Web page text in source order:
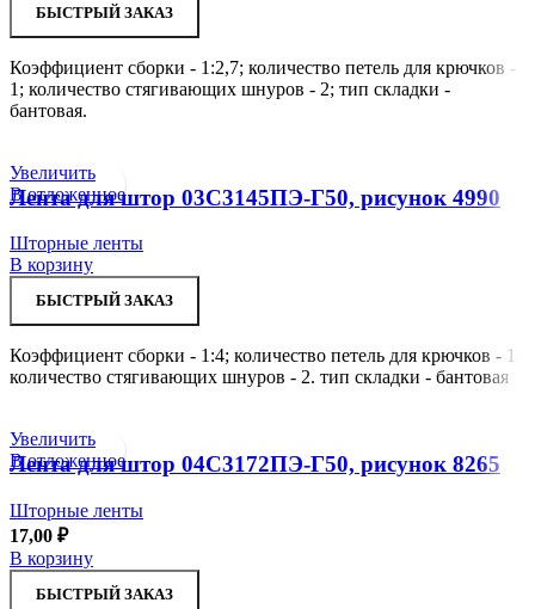
БЫСТРЫЙ ЗАКАЗ
Коэффициент сборки - 1:2,7; количество петель для крючков -
1; количество стягивающих шнуров - 2; тип складки -
бантовая.
Увеличить
В отложенное
Лента для штор 03С3145ПЭ-Г50, рисунок 4990
Шторные ленты
В корзину
БЫСТРЫЙ ЗАКАЗ
Коэффициент сборки - 1:4; количество петель для крючков - 1;
количество стягивающих шнуров - 2. тип складки - бантовая
Увеличить
В отложенное
Лента для штор 04С3172ПЭ-Г50, рисунок 8265
Шторные ленты
17,00 ₽
В корзину
БЫСТРЫЙ ЗАКАЗ